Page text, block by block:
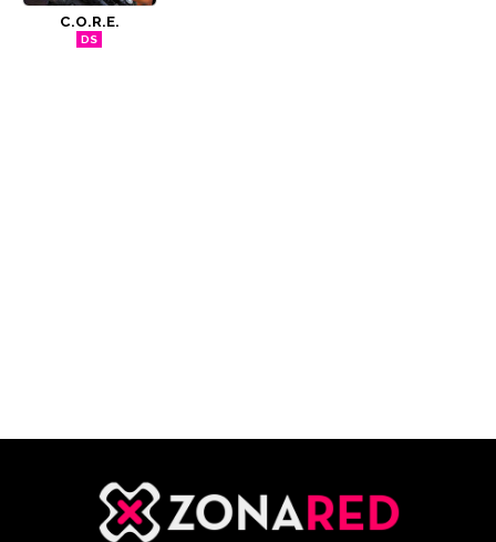
C.O.R.E.
DS